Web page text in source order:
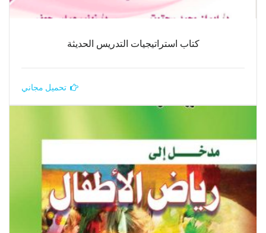
كتاب استراتيجيات التدريس الحديثة
تحميل مجاني